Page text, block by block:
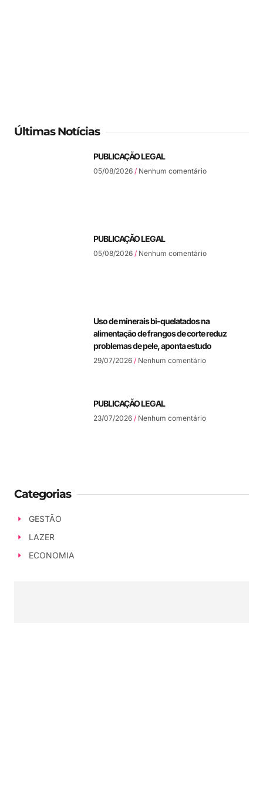
Últimas Notícias
PUBLICAÇÃO LEGAL
05/08/2026 Nenhum comentário
PUBLICAÇÃO LEGAL
05/08/2026 Nenhum comentário
Uso de minerais bi-quelatados na
alimentação de frangos de corte reduz
problemas de pele, aponta estudo
29/07/2026 Nenhum comentário
PUBLICAÇÃO LEGAL
23/07/2026 Nenhum comentário
Categorias
GESTÃO
LAZER
ECONOMIA